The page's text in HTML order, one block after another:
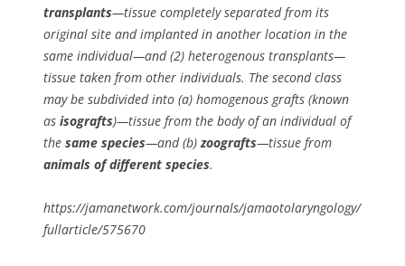
transplants—tissue completely separated from its
original site and implanted in another location in the
same individual—and (2) heterogenous transplants—
tissue taken from other individuals. The second class
may be subdivided into (a) homogenous grafts (known
as isografts)—tissue from the body of an individual of
the same species—and (b)zoografts—tissue from
animals of different species.
https://jamanetwork.com/journals/jamaotolaryngology/
fullarticle/575670